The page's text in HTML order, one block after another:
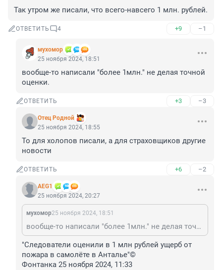
Так утром же писали, что всего-навсего 1 млн. рублей.
ОТВЕТИТЬ 4 +9 –1
мухомор
25 ноября 2024, 18:51
вообще-то написали "более 1млн." не делая точной
оценки.
ОТВЕТИТЬ +3 –3
Отец Родной
25 ноября 2024, 18:55
То для холопов писали, а для страховщиков другие
новости
ОТВЕТИТЬ +6 –2
AEG1
25 ноября 2024, 20:27
мухомор25 ноября 2024, 18:51
вообще-то написали "более 1млн." не делая точной оценки.
"Следователи оценили в 1 млн рублей ущерб от
пожара в самолёте в Анталье"©
Фонтанка 25 ноября 2024, 11:33